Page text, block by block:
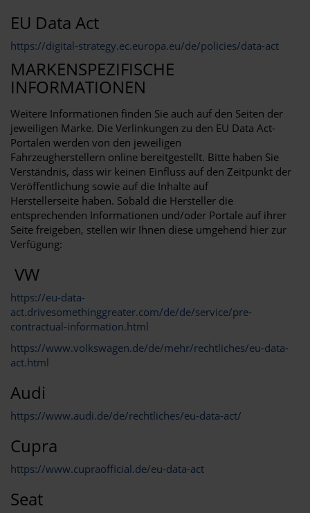
EU Data Act
https://digital-strategy.ec.europa.eu/de/policies/data-act
MARKENSPEZIFISCHE
INFORMATIONEN
Weitere Informationen finden Sie auch auf den Seiten der
jeweiligen Marke. Die Verlinkungen zu den EU Data Act-
Portalen werden von den jeweiligen
Fahrzeugherstellern online bereitgestellt. Bitte haben Sie
Verständnis, dass wir keinen Einfluss auf den Zeitpunkt der
Veröffentlichung sowie auf die Inhalte auf
Herstellerseite haben. Sobald die Hersteller die
entsprechenden Informationen und/oder Portale auf ihrer
Seite freigeben, stellen wir Ihnen diese umgehend hier zur
Verfügung:
VW
https://eu-data-
act.drivesomethinggreater.com/de/de/service/pre-
contractual-information.html
https://www.volkswagen.de/de/mehr/rechtliches/eu-data-
act.html
Audi
https://www.audi.de/de/rechtliches/eu-data-act/
Cupra
https://www.cupraofficial.de/eu-data-act
Seat